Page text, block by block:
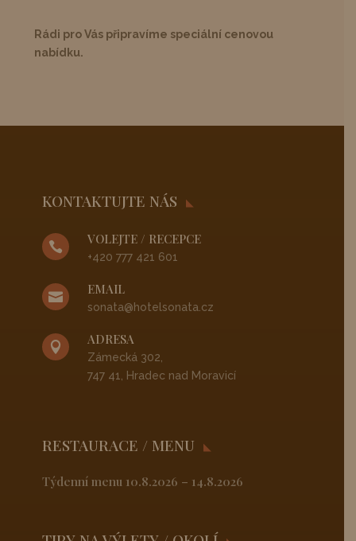
Rádi pro Vás připravíme speciální cenovou
nabídku.
KONTAKTUJTE NÁS
 VOLEJTE / RECEPCE
+420 777 421 601
 EMAIL
sonata@hotelsonata.cz
 ADRESA
Zámecká 302,
747 41, Hradec nad Moravicí
RESTAURACE / MENU
Týdenní menu 10.8.2026 – 14.8.2026